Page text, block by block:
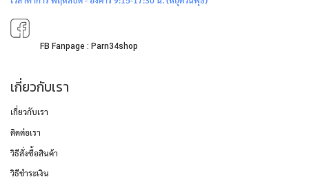
FB Fanpage : Parn34shop
เกี่ยวกับเรา
เกี่ยวกับเรา
ติดต่อเรา
วิธีสั่งซื้อสินค้า
วิธีชำระเงิน